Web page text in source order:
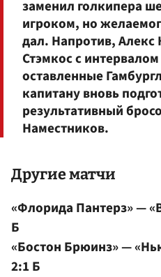
заменил голкипера
игроком, но
дал. Напротив, Алекс
Стэмкос с
оставленные
капитану вновь
результативный
Наместников.
Другие матчи
«Флорида Пантерз» —
Б
«Бостон Брюинз» —
2:1 Б